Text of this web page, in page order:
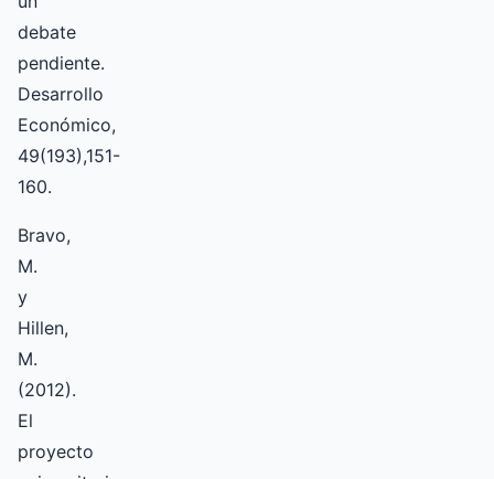
debate
pendiente.
Desarrollo
Económico,
49(193),151-
160.
Bravo,
M.
y
Hillen,
M.
(2012).
El
proyecto